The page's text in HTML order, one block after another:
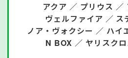
アクア ／ プリウス ／
ヴェルファイア ／ ス
ノア・ヴォクシー ／ ハイ
N BOX ／ ヤリスク